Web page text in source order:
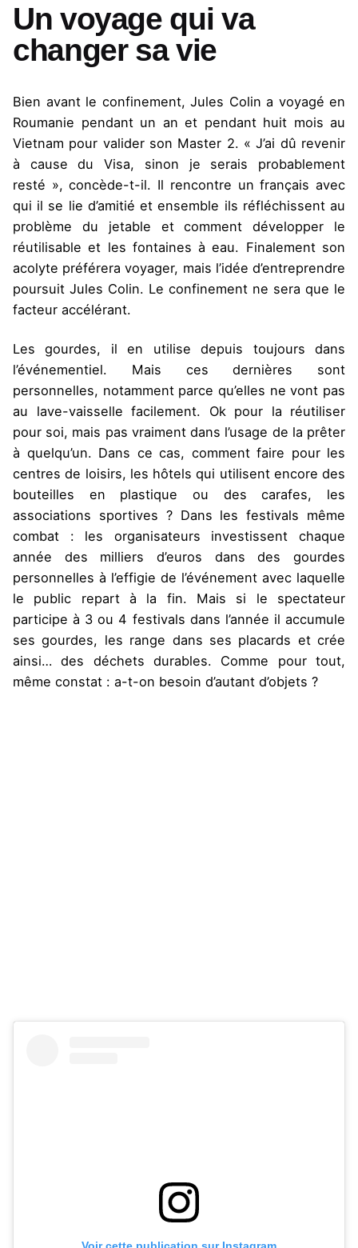
Un voyage qui va
changer sa vie
Bien avant le confinement, Jules Colin a voyagé en
Roumanie pendant un an et pendant huit mois au
Vietnam pour valider son Master 2. « J’ai dû revenir
à cause du Visa, sinon je serais probablement
resté », concède-t-il. Il rencontre un français avec
qui il se lie d’amitié et ensemble ils réfléchissent au
problème du jetable et comment développer le
réutilisable et les fontaines à eau. Finalement son
acolyte préférera voyager, mais l’idée d’entreprendre
poursuit Jules Colin. Le confinement ne sera que le
facteur accélérant.
Les gourdes, il en utilise depuis toujours dans
l’événementiel. Mais ces dernières sont
personnelles, notamment parce qu’elles ne vont pas
au lave-vaisselle facilement. Ok pour la réutiliser
pour soi, mais pas vraiment dans l’usage de la prêter
à quelqu’un. Dans ce cas, comment faire pour les
centres de loisirs, les hôtels qui utilisent encore des
bouteilles en plastique ou des carafes, les
associations sportives ? Dans les festivals même
combat : les organisateurs investissent chaque
année des milliers d’euros dans des gourdes
personnelles à l’effigie de l’événement avec laquelle
le public repart à la fin. Mais si le spectateur
participe à 3 ou 4 festivals dans l’année il accumule
ses gourdes, les range dans ses placards et crée
ainsi… des déchets durables. Comme pour tout,
même constat : a-t-on besoin d’autant d’objets ?